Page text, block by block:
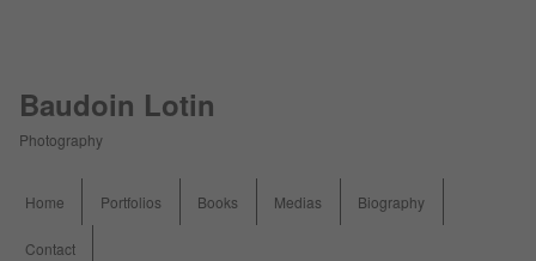
Baudoin Lotin
Photography
Menu principal
Aller au contenu principal
Home Portfolios Books Medias Biography
Contact